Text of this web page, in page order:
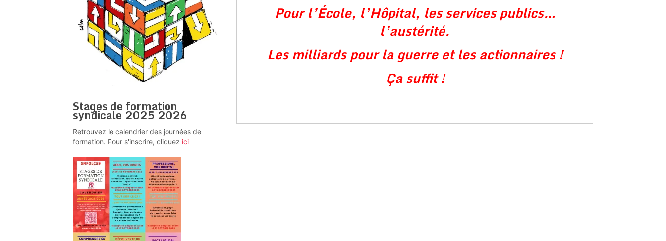
Pour l’École, l’Hôpital, les services publics…
l’austérité.
Les milliards pour la guerre et les actionnaires !
Ça suffit !
Stages de formation
syndicale 2025 2026
Retrouvez le calendrier des journées de
formation. Pour s'inscrire, cliquez ici